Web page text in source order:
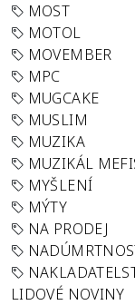
MOST
MOTOL
MOVEMBER
MPC
MUGCAKE
MUSLIM
MUZIKA
MUZIKÁL
MYŠLENÍ
MÝTY
NA PRODEJ
LIDOVÉ NOVINY